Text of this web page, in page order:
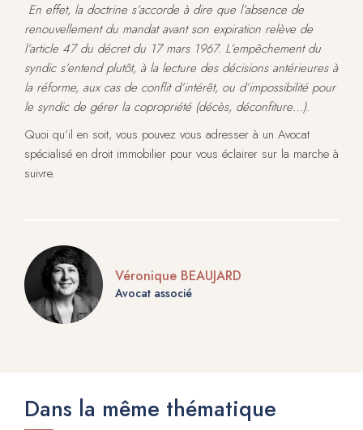
En effet, la doctrine s’accorde à dire que l’absence de
renouvellement du mandat avant son expiration relève de
l’article 47 du décret du 17 mars 1967. L’empêchement du
syndic s’entend plutôt, à la lecture des décisions antérieures à
la réforme, aux cas de conflit d’intérêt, ou d’impossibilité pour
le syndic de gérer la copropriété (décès, déconfiture…).
Quoi qu’il en soit, vous pouvez vous adresser à un Avocat
spécialisé en droit immobilier pour vous éclairer sur la marche à
suivre.
Véronique BEAUJARD
Avocat associé
Dans la même thématique